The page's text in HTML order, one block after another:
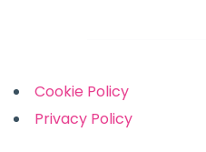
Cookie Policy
Privacy Policy